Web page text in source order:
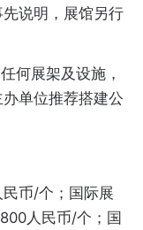
说明，展馆另行
何展架及设施，
单位推荐搭建公
币/个；国际展
人民币/个；国